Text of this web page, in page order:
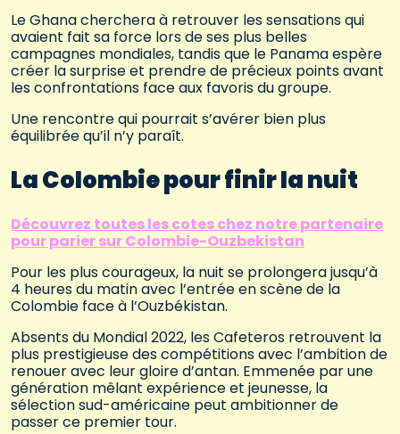
Le Ghana cherchera à retrouver les sensations qui
avaient fait sa force lors de ses plus belles
campagnes mondiales, tandis que le Panama espère
créer la surprise et prendre de précieux points avant
les confrontations face aux favoris du groupe.
Une rencontre qui pourrait s’avérer bien plus
équilibrée qu’il n’y paraît.
La Colombie pour finir la nuit
Découvrez toutes les cotes chez notre partenaire
pour parier sur Colombie-Ouzbekistan
Pour les plus courageux, la nuit se prolongera jusqu’à
4 heures du matin avec l’entrée en scène de la
Colombie face à l’Ouzbékistan.
Absents du Mondial 2022, les Cafeteros retrouvent la
plus prestigieuse des compétitions avec l’ambition de
renouer avec leur gloire d’antan. Emmenée par une
génération mêlant expérience et jeunesse, la
sélection sud-américaine peut ambitionner de
passer ce premier tour.